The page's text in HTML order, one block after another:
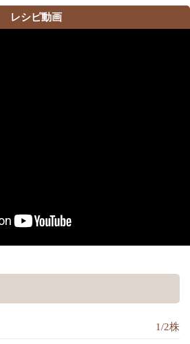
レシピ動画
1/2株